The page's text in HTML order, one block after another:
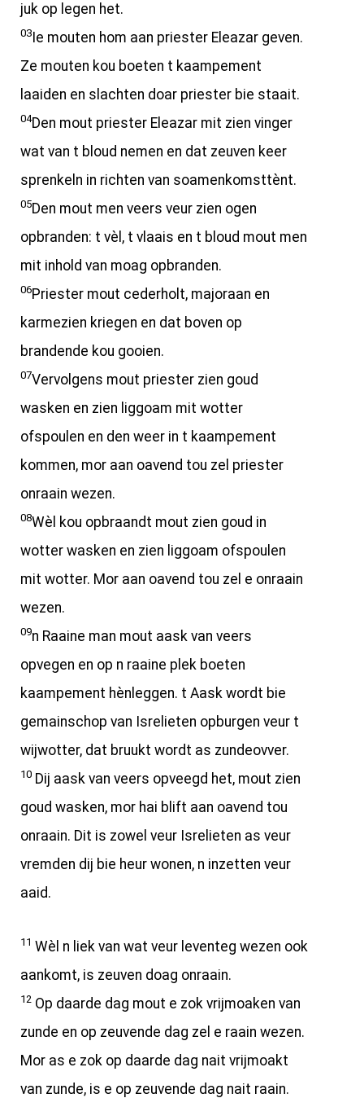
juk op legen het.
03 Ie mouten hom aan priester Eleazar geven.
Ze mouten kou boeten t kaampement
laaiden en slachten doar priester bie staait.
04Den mout priester Eleazar mit zien vinger
wat van t bloud nemen en dat zeuven keer
sprenkeln in richten van soamenkomsttènt.
05Den mout men veers veur zien ogen
opbranden: t vèl, t vlaais en t bloud mout men
mit inhold van moag opbranden.
06Priester mout cederholt, majoraan en
karmezien kriegen en dat boven op
brandende kou gooien.
07Vervolgens mout priester zien goud
wasken en zien liggoam mit wotter
ofspoulen en den weer in t kaampement
kommen, mor aan oavend tou zel priester
onraain wezen.
08Wèl kou opbraandt mout zien goud in
wotter wasken en zien liggoam ofspoulen
mit wotter. Mor aan oavend tou zel e onraain
wezen.
09n Raaine man mout aask van veers
opvegen en op n raaine plek boeten
kaampement hènleggen. t Aask wordt bie
gemainschop van Isrelieten opburgen veur t
wijwotter, dat bruukt wordt as zundeovver.
10 Dij aask van veers opveegd het, mout zien
goud wasken, mor hai blift aan oavend tou
onraain. Dit is zowel veur Isrelieten as veur
vremden dij bie heur wonen, n inzetten veur
aaid.
11 Wèl n liek van wat veur leventeg wezen ook
aankomt, is zeuven doag onraain.
12 Op daarde dag mout e zok vrijmoaken van
zunde en op zeuvende dag zel e raain wezen.
Mor as e zok op daarde dag nait vrijmoakt
van zunde, is e op zeuvende dag nait raain.